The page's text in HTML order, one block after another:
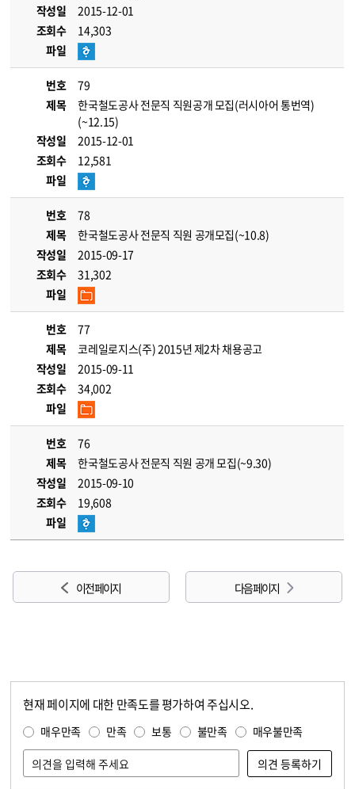
작성일
2015-12-01
조회수
14,303
파일
번호
79
제목
한국철도공사 전문직 직원공개 모집(러시아어 통번역)
(~12.15)
작성일
2015-12-01
조회수
12,581
파일
번호
78
제목
한국철도공사 전문직 직원 공개모집(~10.8)
작성일
2015-09-17
조회수
31,302
파일
번호
77
제목
코레일로지스(주) 2015년 제2차 채용공고
작성일
2015-09-11
조회수
34,002
파일
번호
76
제목
한국철도공사 전문직 직원 공개 모집(~9.30)
작성일
2015-09-10
조회수
19,608
파일
이전 페이지 다음 페이지
현재 페이지에 대한 만족도를 평가하여 주십시오.
매우만족 만족 보통 불만족 매우불만족